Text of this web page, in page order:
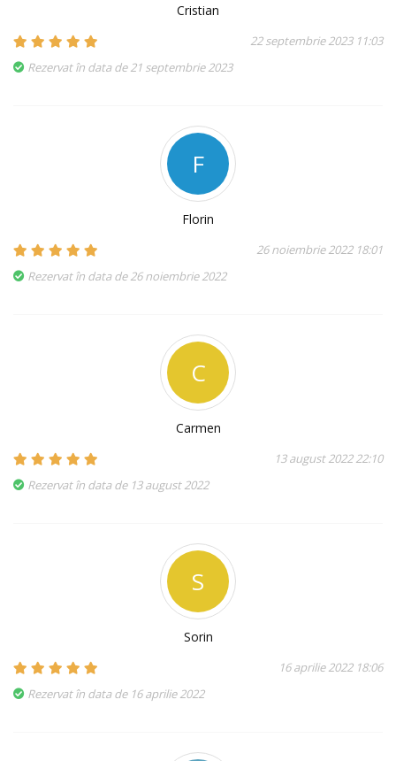
Cristian
22 septembrie 2023 11:03
Rezervat în data de 21 septembrie 2023
F
Florin
26 noiembrie 2022 18:01
Rezervat în data de 26 noiembrie 2022
C
Carmen
13 august 2022 22:10
Rezervat în data de 13 august 2022
S
Sorin
16 aprilie 2022 18:06
Rezervat în data de 16 aprilie 2022